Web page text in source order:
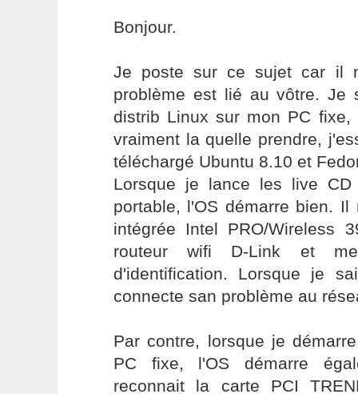
Bonjour.
Je poste sur ce sujet car il
problème est lié au vôtre. Je
distrib Linux sur mon PC
vraiment la quelle prendre,
téléchargé Ubuntu 8.10 et
Lorsque je lance les live
portable, l'OS démarre bien.
intégrée Intel PRO/Wireless
routeur wifi D-Link et
d'identification. Lorsque je
connecte san problème au
Par contre, lorsque je
PC fixe, l'OS démarre
reconnait la carte PCI